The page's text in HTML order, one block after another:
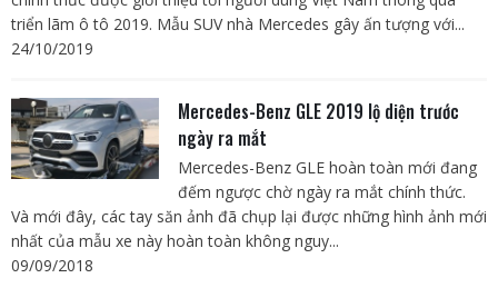
triển lãm ô tô 2019. Mẫu SUV nhà Mercedes gây ấn tượng với...
24/10/2019
Mercedes-Benz GLE 2019 lộ diện trước
ngày ra mắt
Mercedes-Benz GLE hoàn toàn mới đang
đếm ngược chờ ngày ra mắt chính thức.
Và mới đây, các tay săn ảnh đã chụp lại được những hình ảnh mới
nhất của mẫu xe này hoàn toàn không nguy...
09/09/2018